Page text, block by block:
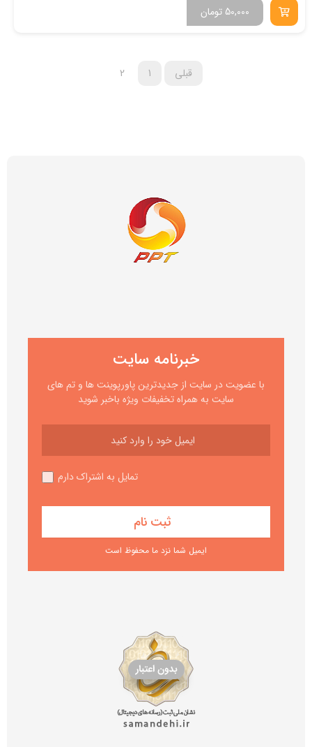
تومان 50,000
قبلی 1
2
خبرنامه سایت
با عضویت در سایت از جدیدترین پاورپوینت ها و تم های
سایت به همراه تخفیفات ویژه باخبر شوید
تمایل به اشتراک دارم
ایمیل شما نزد ما محفوظ است